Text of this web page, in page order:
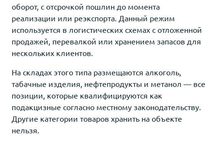
оборот, с отсрочкой пошлин до момента
реализации или реэкспорта. Данный режим
используется в логистических схемах с отложенной
продажей, перевалкой или хранением запасов для
нескольких клиентов.
На складах этого типа размещаются алкоголь,
табачные изделия, нефтепродукты и метанол — все
позиции, которые квалифицируются как
подакцизные согласно местному законодательству.
Другие категории товаров хранить на объекте
нельзя.